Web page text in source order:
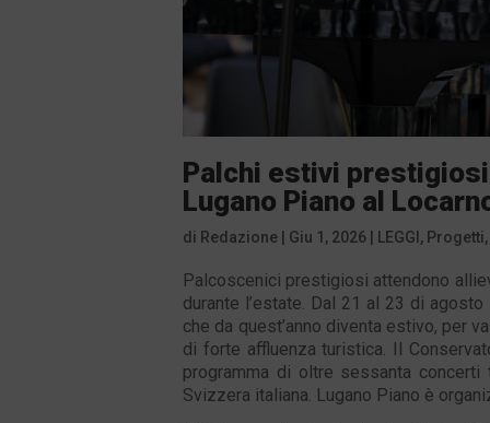
Palchi estivi
Lugano Piano al
di Redazione Giu 1, 2026 LEGGI , Progetti
Palcoscenici prestigiosi attendono
durante l’estate. Dal 21 al 23 di
che da quest’anno diventa estivo, per
di forte affluenza turistica. Il
programma di oltre sessanta
Svizzera italiana. Lugano Piano è